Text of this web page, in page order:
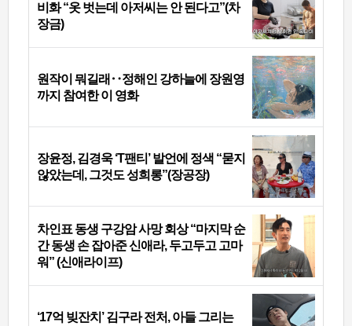
비화 “옷 벗는데 아저씨는 안 된다고”(차
장금)
원작이 뭐길래‥정해인 강하늘에 장원영
까지 참여한 이 영화
장윤정, 김경욱 ‘T팬티’ 발언에 정색 “묻지
않았는데, 그것도 성희롱”(장공장)
차인표 동생 구강암 사망 회상 “마지막 순
간 동생 손 잡아준 신애라, 두고두고 고마
워” (신애라이프)
‘17억 빚잔치’ 김구라 전처, 아들 그리는